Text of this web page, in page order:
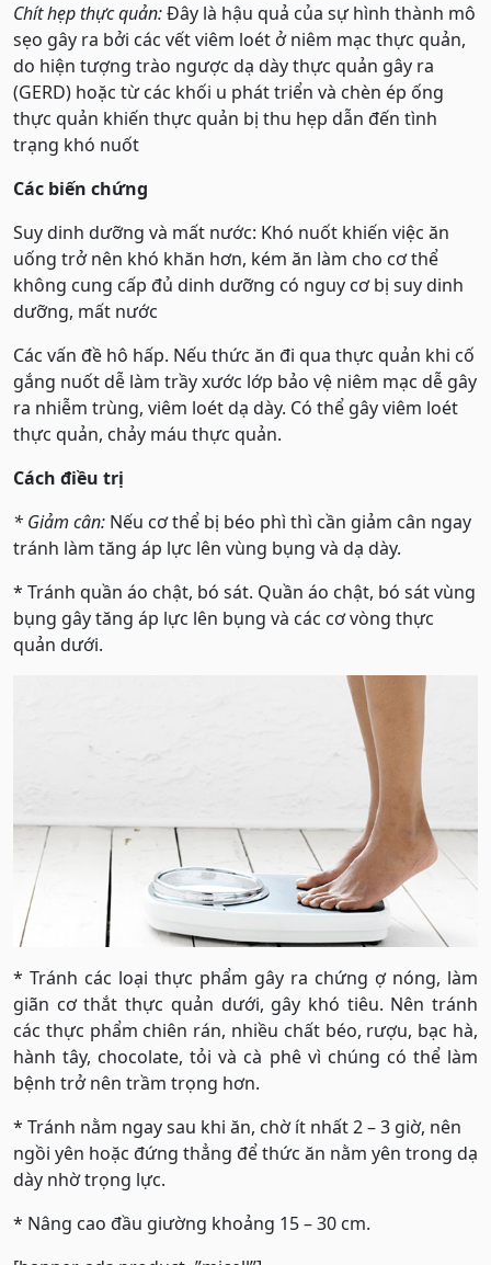
Chít hẹp thực quản:Đây là hậu quả của sự hình thành mô
sẹo gây ra bởi các vết viêm loét ở niêm mạc thực quản,
do hiện tượng trào ngược dạ dày thực quản gây ra
(GERD) hoặc từ các khối u phát triển và chèn ép ống
thực quản khiến thực quản bị thu hẹp dẫn đến tình
trạng khó nuốt
Các biến chứng
Suy dinh dưỡng và mất nước: Khó nuốt khiến việc ăn
uống trở nên khó khăn hơn, kém ăn làm cho cơ thể
không cung cấp đủ dinh dưỡng có nguy cơ bị suy dinh
dưỡng, mất nước
Các vấn đề hô hấp. Nếu thức ăn đi qua thực quản khi cố
gắng nuốt dễ làm trầy xước lớp bảo vệ niêm mạc dễ gây
ra nhiễm trùng, viêm loét dạ dày. Có thể gây viêm loét
thực quản, chảy máu thực quản.
Cách điều trị
* Giảm cân: Nếu cơ thể bị béo phì thì cần giảm cân ngay
tránh làm tăng áp lực lên vùng bụng và dạ dày.
* Tránh quần áo chật, bó sát. Quần áo chật, bó sát vùng
bụng gây tăng áp lực lên bụng và các cơ vòng thực
quản dưới.
* Tránh các loại thực phẩm gây ra chứng ợ nóng, làm
giãn cơ thắt thực quản dưới, gây khó tiêu. Nên tránh
các thực phẩm chiên rán, nhiều chất béo, rượu, bạc hà,
hành tây, chocolate, tỏi và cà phê vì chúng có thể làm
bệnh trở nên trầm trọng hơn.
* Tránh nằm ngay sau khi ăn, chờ ít nhất 2 – 3 giờ, nên
ngồi yên hoặc đứng thẳng để thức ăn nằm yên trong dạ
dày nhờ trọng lực.
* Nâng cao đầu giường khoảng 15 – 30 cm.